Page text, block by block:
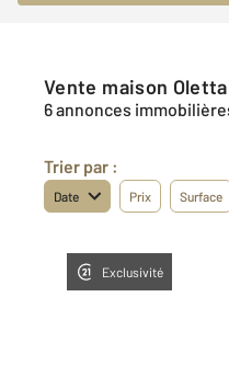
Vente maison
6 annonces
Trier par :
Date Prix Surface
Exclusivité